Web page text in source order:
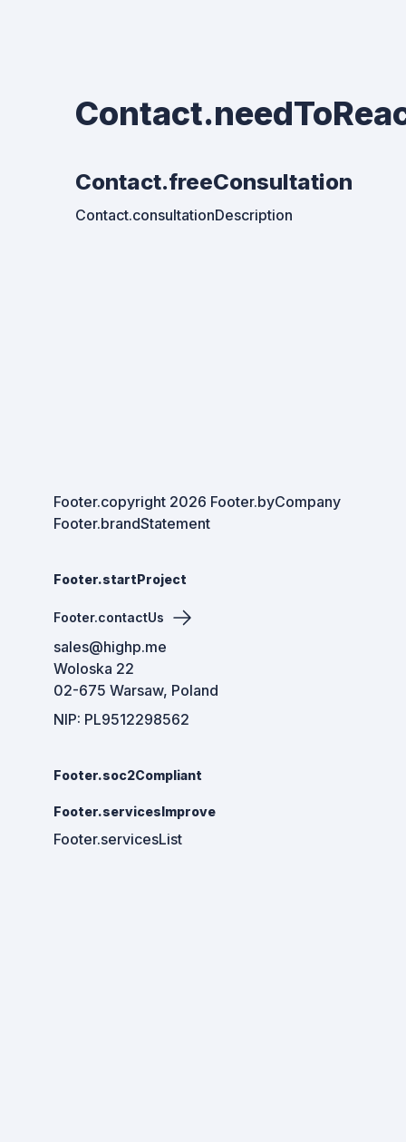
Contact.freeConsultation
Contact.consultationDescription
Footer.copyright 2026 Footer.byCompany
Footer.brandStatement
Footer.startProject
Footer.contactUs
sales@highp.me
Woloska 22
02-675 Warsaw, Poland
NIP: PL9512298562
Footer.soc2Compliant
Footer.servicesImprove
Footer.servicesList